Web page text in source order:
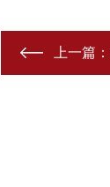
上一篇：